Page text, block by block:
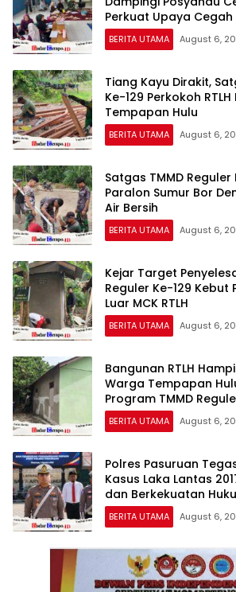
Perkuat Upaya Cegah
BERITA UTAMA August 6,
Tiang Kayu Dirakit,
Ke-129 Perkokoh
Tempapan Hulu
BERITA UTAMA August 6,
Satgas TMMD Reguler
Paralon Sumur Bor
Air Bersih
BERITA UTAMA August 6,
Kejar Target
Reguler Ke-129 Kebut
Luar MCK RTLH
BERITA UTAMA August 6,
Bangunan RTLH
Warga Tempapan
Program TMMD
BERITA UTAMA August 6,
Polres Pasuruan
Kasus Laka Lantas
dan Berkekuatan
BERITA UTAMA August 6,